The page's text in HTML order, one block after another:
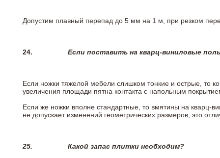
Допустим плавный перепад до 5 мм на 1 м, при резком
24. Если поставить на кварц-виниловые
Если ножки тяжелой мебели слишком тонкие и острые, то
увеличения площади пятна контакта с напольным
Если же ножки вполне стандартные, то вмятины на кварц-
не допускает изменений геометрических размеров, это
25. Какой запас плитки необходим?